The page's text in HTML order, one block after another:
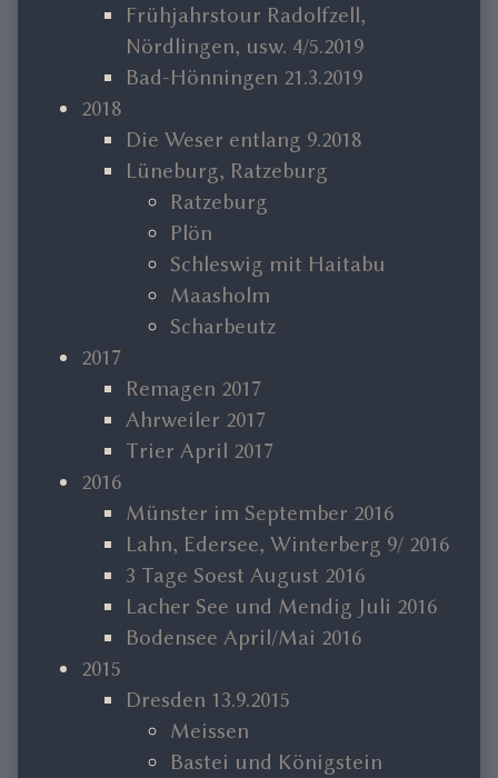
Frühjahrstour Radolfzell,
Nördlingen, usw. 4/5.2019
Bad-Hönningen 21.3.2019
2018
Die Weser entlang 9.2018
Lüneburg, Ratzeburg
Ratzeburg
Plön
Schleswig mit Haitabu
Maasholm
Scharbeutz
2017
Remagen 2017
Ahrweiler 2017
Trier April 2017
2016
Münster im September 2016
Lahn, Edersee, Winterberg 9/ 2016
3 Tage Soest August 2016
Lacher See und Mendig Juli 2016
Bodensee April/Mai 2016
2015
Dresden 13.9.2015
Meissen
Bastei und Königstein